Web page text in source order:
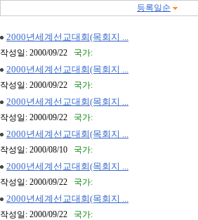
등록일순
2000년세계선교대회(목회지 ...
작성일: 2000/09/22 국가:
2000년세계선교대회(목회지 ...
작성일: 2000/09/22 국가:
2000년세계선교대회(목회지 ...
작성일: 2000/09/22 국가:
2000년세계선교대회(목회지 ...
작성일: 2000/08/10 국가:
2000년세계선교대회(목회지 ...
작성일: 2000/09/22 국가:
2000년세계선교대회(목회지 ...
작성일: 2000/09/22 국가: